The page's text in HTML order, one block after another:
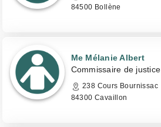
84500 Bollène
Me Mélanie Albert
Commissaire de justice
238 Cours Bournissac
84300 Cavaillon